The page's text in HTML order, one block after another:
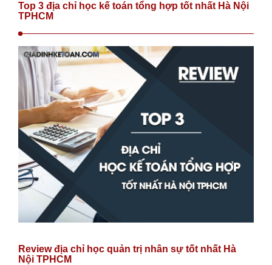
Top 3 địa chỉ học kế toán tổng hợp tốt nhất Hà Nội
TPHCM
Review địa chỉ học quản trị nhân sự tốt nhất Hà
Nội TPHCM